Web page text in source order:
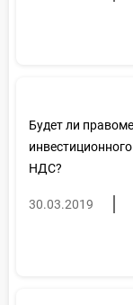
Будет ли
НДС?
30.03.2019